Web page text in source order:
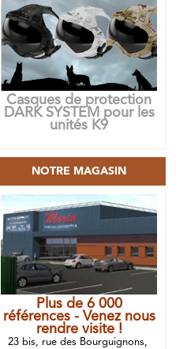
Casques de protection
DARK SYSTEM pour les
unités K9
NOTRE MAGASIN
Plus de 6 000
références - Venez nous
rendre visite !
23 bis, rue des Bourguignons,